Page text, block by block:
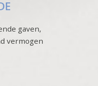
gaven,
vermogen